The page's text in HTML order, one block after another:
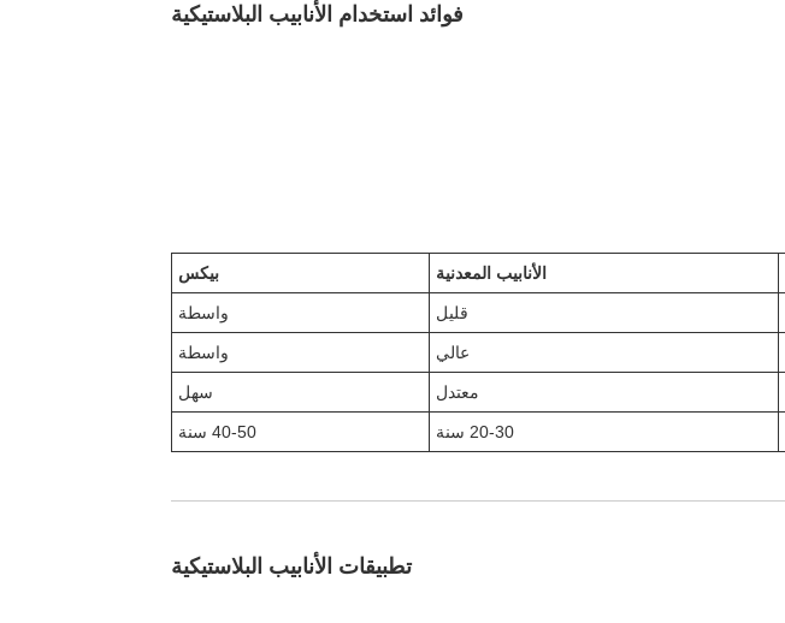
فوائد استخدام الأنابيب البلاستيكية
الأنابيب المعدنية بيكس
قليل واسطة
عالي واسطة
معتدل سهل
20-30 سنة 40-50 سنة
تطبيقات الأنابيب البلاستيكية